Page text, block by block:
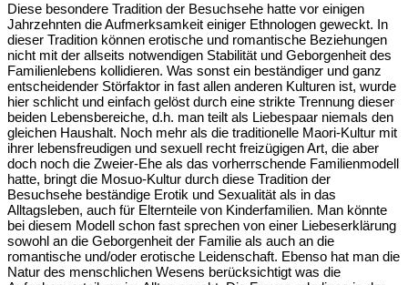
Diese besondere Tradition der Besuchsehe hatte vor einigen
Jahrzehnten die Aufmerksamkeit einiger Ethnologen geweckt. In
dieser Tradition können erotische und romantische Beziehungen
nicht mit der allseits notwendigen Stabilität und Geborgenheit des
Familienlebens kollidieren. Was sonst ein beständiger und ganz
entscheidender Störfaktor in fast allen anderen Kulturen ist, wurde
hier schlicht und einfach gelöst durch eine strikte Trennung dieser
beiden Lebensbereiche, d.h. man teilt als Liebespaar niemals den
gleichen Haushalt. Noch mehr als die traditionelle Maori-Kultur mit
ihrer lebensfreudigen und sexuell recht freizügigen Art, die aber
doch noch die Zweier-Ehe als das vorherrschende Familienmodell
hatte, bringt die Mosuo-Kultur durch diese Tradition der
Besuchsehe beständige Erotik und Sexualität als in das
Alltagsleben, auch für Elternteile von Kinderfamilien. Man könnte
bei diesem Modell schon fast sprechen von einer Liebeserklärung
sowohl an die Geborgenheit der Familie als auch an die
romantische und/oder erotische Leidenschaft. Ebenso hat man die
Natur des menschlichen Wesens berücksichtigt was die